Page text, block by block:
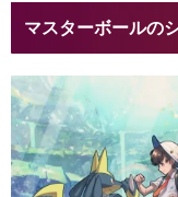
マスターボールの